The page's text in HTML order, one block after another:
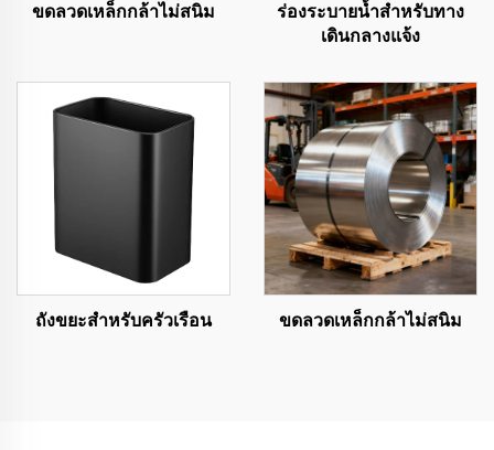
ขดลวดเหล็กกล้าไม่สนิม
ร่องระบายน้ำสำหรับทาง
เดินกลางแจ้ง
ถังขยะสำหรับครัวเรือน ขดลวดเหล็กกล้าไม่สนิม